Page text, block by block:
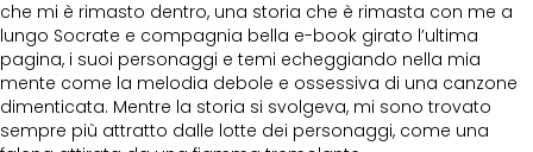
che mi è rimasto dentro, una storia che è rimasta con me a
lungo Socrate e compagnia bella e-book girato l’ultima
pagina, i suoi personaggi e temi echeggiando nella mia
mente come la melodia debole e ossessiva di una canzone
dimenticata. Mentre la storia si svolgeva, mi sono trovato
sempre più attratto dalle lotte dei personaggi, come una